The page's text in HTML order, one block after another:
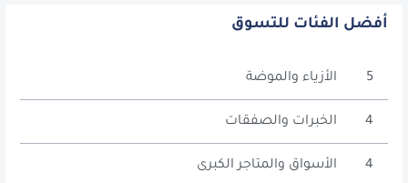
أفضل الفئات للتسوق
الأزياء والموضة 5
الخبرات والصفقات 4
الأسواق والمتاجر الكبرى 4